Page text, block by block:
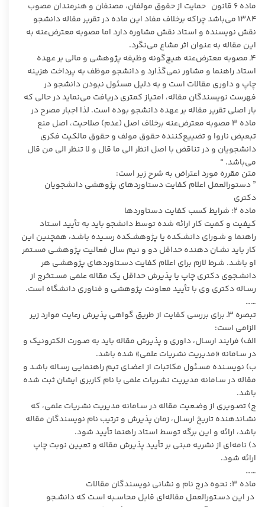
ماده ۶ قانون حمایت از حقوق مولفان، مصنفان و هنرمندان مصوب
۱۳۸۴ می‌باشد چراکه برخلاف مفاد این ماده در تقریر مقاله دانشجو
نقش نویسنده و استاد نقش مشاوره دارد اما مصوبه معترض‌عنه به
این مقاله به عنوان اثر مشاع می‌نگرد.
۴ـ مصوبه معترض‌عنه هیچ‌گونه وظیفه پژوهشی و مالی بر عهده
استاد راهنما و مشاور نمی‌گذارد و دانشجو موظف به پرداخت هزینه
چاپ و داوری مقالات است و به دلیل مسئول نبودن دانشجو در
فهرست نویسندگان مقاله، امتیاز کمتری دریافت می‌نماید در حالی که
بار اصلی تقریر مقاله بر عهده دانشجو بوده است. لذا اجبار مصرح در
ماده ۳ مصوبه معترض‌عنه برخلاف اصل (عدم) صلاحیت، اصل منع
تبعیض ناروا و تضییع‌کننده حقوق مولف و حقوق مالکیت فکری
دانشجویان و در تناقض با اصل انظر الی ما قال و لا تنظر الی من قال
می‌باشد. “
متن مقرره مورد اعتراض به شرح زیر است:
” دستورالعمل اعلام کفایت دستاوردهای پژوهشی دانشجویان
دکتری
ماده ۲: شرایط کسب کفایت دستاوردها
کیفیت و کمیت کار ارائه شده توسط دانشجو باید به تأیید اسـتاد
راهنما و شـورای دانشـکده یا پژوهشـکده رسـیده باشـد، همچنین این
کار باید نشـان دهنده حداقل دو و نیم سال فعالیت پژوهشـی مسـتمر
او باشـد. شـرط لازم برای اعلام کفایت دسـتاوردهای پژوهشـی هر
دانشـجوی دکتری چاپ یا پذیرش حداقل یک مقاله علمی مسـتخرج از
رسـاله دکتری وی با تأیید معاونت پژوهشی و فناوری دانشگاه است.
……
تبصره ۳ـ برای بررسی کفایت از طریق گواهی پذیرش رعایت موارد زیر
الزامی است:
الف) فرایند ارسـال، داوری و پذیرش مقاله باید به صـورت الکترونیک و
در سـامانه «مدیریت نشـریات علمی» شده باشد.
ب) نویسـنده مسـئول مکاتبات از اعضـای تیم راهنمایی رسـاله باشـد و
مقاله در سـامانه مدیریت نشـریات علمی با نام کاربری ایشان ثبت شده
باشد.
ج) تصـویری از وضـعیت مقاله در سـامانه مدیریت نشـریات علمی، که
نشـاندهنده تاریخ ارسـال، زمان پذیرش و ترتیب نام نویسندگان مقاله
باشد، ارائه و این برگه توسط استاد راهنما تأیید شود.
د) نامه‌ای از نشریه مبنی بر تأیید پذیرش مقاله و تعیین نوبت چاپ
ارائه شود.
……
ماده ۳: نحوه درج نام و نشانی نویسندگان مقالات
در این دسـتورالعمل مقاله‌ای قابل محاسـبه اسـت که دانشـجو